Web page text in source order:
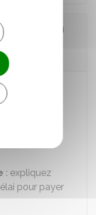
ou un
une
un
au
: expliquez
pour payer